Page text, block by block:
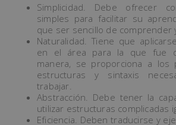
Simplicidad. Debe ofrecer
simples para facilitar su
que ser sencillo de comprender
Naturalidad. Tiene que
en el área para la que fue
manera, se proporciona a los
estructuras y sintaxis
trabajar.
Abstracción. Debe tener la
utilizar estructuras complicadas
Eficiencia. Deben traducirse y